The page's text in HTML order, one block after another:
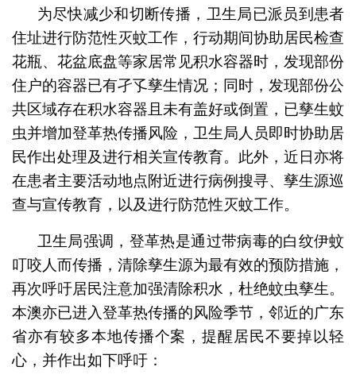
为尽快减少和切断传播，卫生局已派员到患者
住址进行防范性灭蚊工作，行动期间协助居民检查
花瓶、花盆底盘等家居常见积水容器时，发现部份
住户的容器已有孑孓孳生情况；同时，发现部份公
共区域存在积水容器且未有盖好或倒置，已孳生蚊
虫并增加登革热传播风险，卫生局人员即时协助居
民作出处理及进行相关宣传教育。此外，近日亦将
在患者主要活动地点附近进行病例搜寻、孳生源巡
查与宣传教育，以及进行防范性灭蚊工作。
卫生局强调，登革热是通过带病毒的白纹伊蚊
叮咬人而传播，清除孳生源为最有效的预防措施，
再次呼吁居民注意加强清除积水，杜绝蚊虫孳生。
本澳亦已进入登革热传播的风险季节，邻近的广东
省亦有较多本地传播个案，提醒居民不要掉以轻
心，并作出如下呼吁：